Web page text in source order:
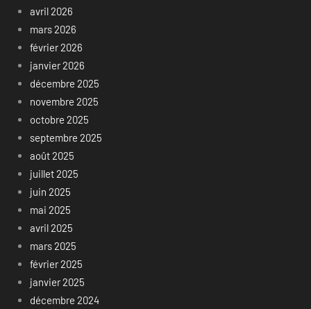
avril 2026
mars 2026
février 2026
janvier 2026
décembre 2025
novembre 2025
octobre 2025
septembre 2025
août 2025
juillet 2025
juin 2025
mai 2025
avril 2025
mars 2025
février 2025
janvier 2025
décembre 2024